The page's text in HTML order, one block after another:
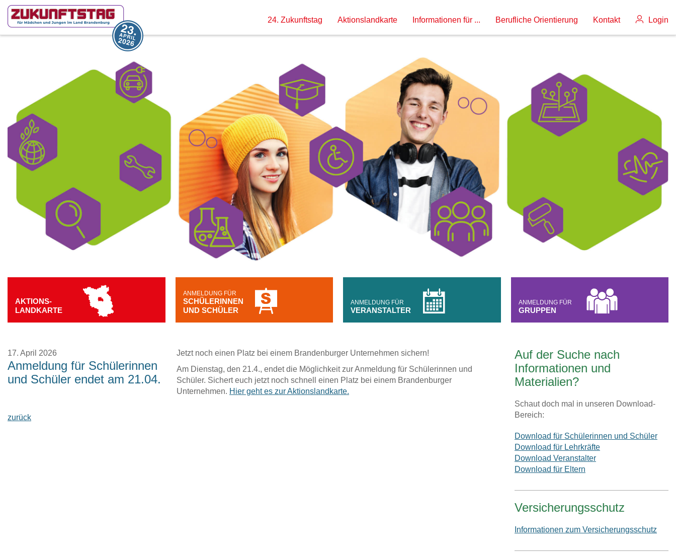
24. Zukunftstag Aktionslandkarte Informationen für ... Berufliche Orientierung Kontakt Login
AKTIONS-
LANDKARTE
ANMELDUNG FÜR
SCHÜLERINNEN
UND SCHÜLER
ANMELDUNG FÜR
VERANSTALTER
ANMELDUNG FÜR
GRUPPEN
17. April 2026
Anmeldung für Schülerinnen
und Schüler endet am 21.04.
Jetzt noch einen Platz bei einem Brandenburger Unternehmen sichern!
Am Dienstag, den 21.4., endet die Möglichkeit zur Anmeldung für Schülerinnen und
Schüler. Sichert euch jetzt noch schnell einen Platz bei einem Brandenburger
Unternehmen. Hier geht es zur Aktionslandkarte.
zurück
Auf der Suche nach
Informationen und
Materialien?
Schaut doch mal in unseren Download-
Bereich:
Download für Schülerinnen und Schüler
Download für Lehrkräfte
Download Veranstalter
Download für Eltern
Versicherungsschutz
Informationen zum Versicherungsschutz